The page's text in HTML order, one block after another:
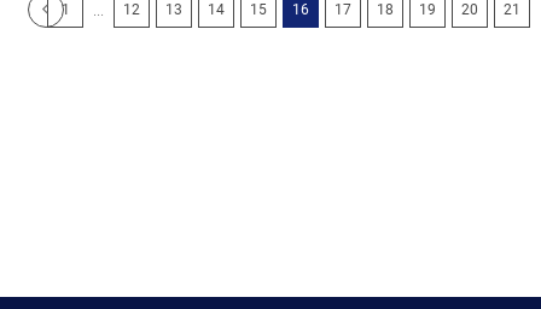
1 12 13 14 15 16 17 18 19 20 21